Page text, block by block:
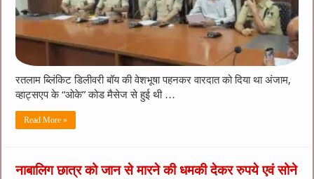
रतलाम ब्लिंकिट डिलीवरी बॉय की वेशभूषा पहनकर वारदात को दिया था अंजाम,
व्हाट्सएप के “ओके” कोड मैसेज से हुई थी …
Read More »
नाबालिग छात्र को जान से मारने की धमकी देकर रुपये एवं सोने